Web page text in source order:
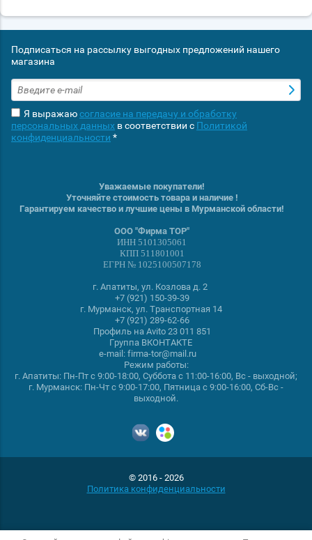
Подписаться на рассылку выгодных предложений нашего
магазина
Я выражаюсогласие на передачу и обработку
персональных данных в соответствии с Политикой
конфиденциальности *
Уважаемые покупатели!
Уточняйте стоимость товара и наличие !
Гарантируем качество и лучшие цены в Мурманской области!
ООО "Фирма ТОР"
ИНН 5101305061
КПП 511801001
ЕГРН № 1025100507178
г. Апатиты, ул. Козлова д. 2
+7 (921) 150-39-39
г. Мурманск, ул. Транспортная 14
+7 (921) 289-62-66
Профиль на Avito 23 011 851
Группа ВКОНТАКТЕ
e-mail: firma-tor@mail.ru
Режим работы:
г. Апатиты: Пн-Пт с 9:00-18:00, Суббота с 11:00-16:00, Вс - выходной;
г. Мурманск: Пн-Чт с 9:00-17:00, Пятница с 9:00-16:00, Сб-Вс -
выходной.
© 2016 - 2026
Политика конфиденциальности